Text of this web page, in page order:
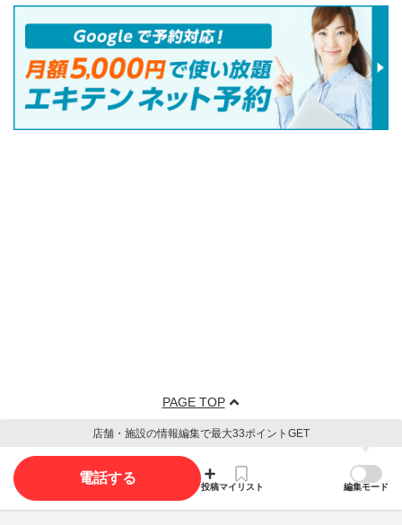
PAGE TOP
店舗・施設の情報編集で最大33ポイントGET
電話する
投稿マイリスト 編集モード